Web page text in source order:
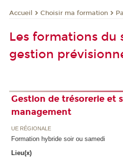
Accueil Choisir ma formation
Les formations du
gestion
Gestion de trésorerie et
management
UE RÉGIONALE
Formation hybride soir ou samedi
Lieu(x)